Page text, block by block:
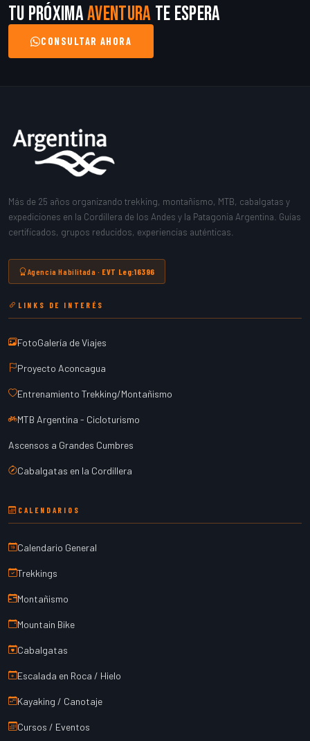
Tu próximaaventura te espera
CONSULTAR AHORA
Más de 25 años organizando trekking, montañismo, MTB, cabalgatas y
expediciones en la Cordillera de los Andes y la Patagonia Argentina. Guías
certificados, grupos reducidos, experiencias auténticas.
Agencia Habilitada · EVT Leg:16396
LINKS DE INTERÉS
FotoGalería de Viajes
Proyecto Aconcagua
Entrenamiento Trekking/Montañismo
MTB Argentina - Cicloturismo
Ascensos a Grandes Cumbres
Cabalgatas en la Cordillera
CALENDARIOS
Calendario General
Trekkings
Montañismo
Mountain Bike
Cabalgatas
Escalada en Roca / Hielo
Kayaking / Canotaje
Cursos / Eventos